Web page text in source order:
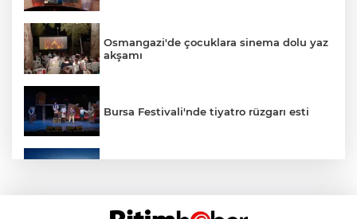
Osmangazi'de çocuklara sinema dolu yaz
akşamı
Bursa Festivali'nde tiyatro rüzgarı esti